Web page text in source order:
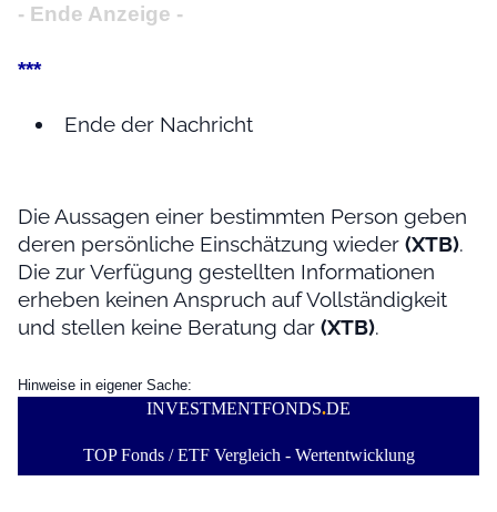
- Ende Anzeige -
***
Ende der Nachricht
Die Aussagen einer bestimmten Person geben
deren persönliche Einschätzung wieder (XTB).
Die zur Verfügung gestellten Informationen
erheben keinen Anspruch auf Vollständigkeit
und stellen keine Beratung dar (XTB).
Hinweise in eigener Sache:
INVESTMENTFONDS.DE
TOP Fonds / ETF Vergleich - Wertentwicklung